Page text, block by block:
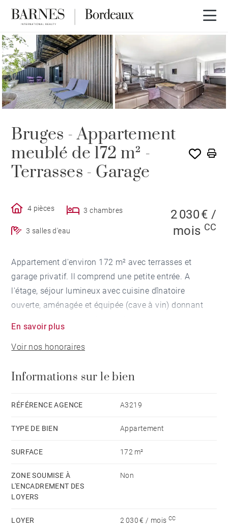
Bruges - Appartement
meublé de 172 m² -
Terrasses - Garage
4 pièces 3 chambres
3 salles d'eau
2 030 € /
mois CC
Appartement d'environ 172 m² avec terrasses et
garage privatif. Il comprend une petite entrée. A
l'étage, séjour lumineux avec cuisine dînatoire
ouverte, aménagée et équipée (cave à vin) donnant
Au second étage, un grand palier desservant un
dressing et salle d'eau avec WC séparé.
d'eau privative.
Ses atouts : beaux espaces, lumineux, extérieurs,
cheminée éthanol, 3 pièces d'eau. Proximité rocade
Loyer HC: 2000 €
En savoir plus
Voir nos honoraires
Informations sur le bien
RÉFÉRENCE AGENCE A3219
TYPE DE BIEN Appartement
SURFACE 172 m²
ZONE SOUMISE À
L'ENCADREMENT DES
LOYERS
Non
LOYER 2 030 € / mois CC